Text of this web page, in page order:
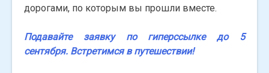
дорогами, по которым вы прошли вместе.
Подавайте заявку по гиперссылке до 5
сентября. Встретимся в путешествии!